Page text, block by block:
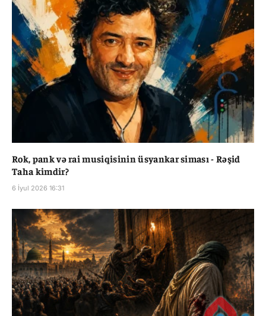
Rok, pank və rai musiqisinin üsyankar siması - Rəşid
Taha kimdir?
6 İyul 2026 16:31